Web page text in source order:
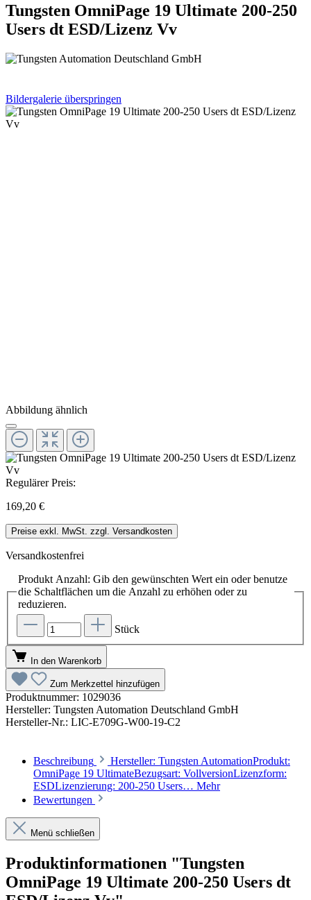
Tungsten OmniPage 19 Ultimate 200-250
Users dt ESD/Lizenz Vv
Bildergalerie überspringen
Abbildung ähnlich
Regulärer Preis:
169,20 €
Preise exkl. MwSt. zzgl. Versandkosten
Versandkostenfrei
Produkt Anzahl: Gib den gewünschten Wert ein oder benutze
die Schaltflächen um die Anzahl zu erhöhen oder zu
reduzieren.
Stück
In den Warenkorb
Zum Merkzettel hinzufügen
Produktnummer: 1029036
Hersteller: Tungsten Automation Deutschland GmbH
Hersteller-Nr.: LIC-E709G-W00-19-C2
Beschreibung
Hersteller: Tungsten AutomationProdukt:
OmniPage 19 UltimateBezugsart: VollversionLizenzform:
ESDLizenzierung: 200-250 Users… Mehr
Bewertungen
Menü schließen
Produktinformationen "Tungsten
OmniPage 19 Ultimate 200-250 Users dt